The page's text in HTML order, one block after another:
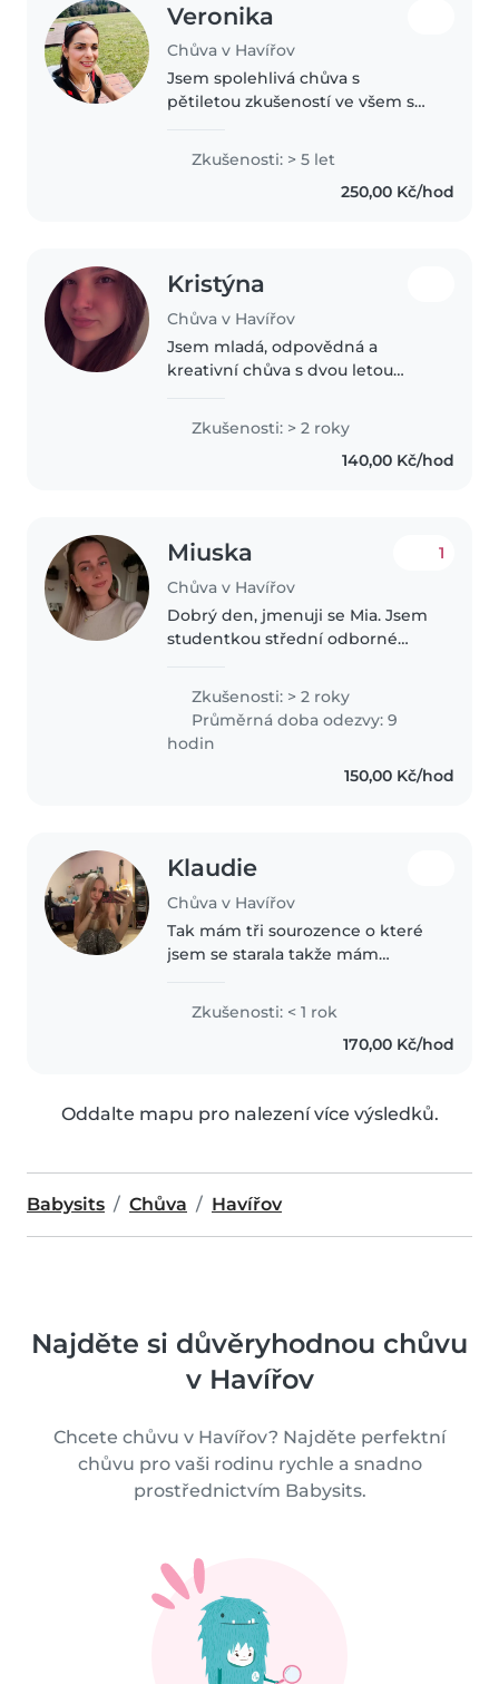
Veronika
Chůva v Havířov
Jsem spolehlivá chůva s
pětiletou zkušeností ve všem s
školní věk. Vystudovala jsem
zkušenosti s péčí o děti se
Zkušenosti: > 5 let
250,00 Kč/hod
Kristýna
Chůva v Havířov
Jsem mladá, odpovědná a
kreativní chůva s dvou letou
věkových skupin. Ráda tvořím a
hraju s dětmi a také jim mohu
pomáhat s domácími úkoly. V
Zkušenosti: > 2 roky
140,00 Kč/hod
Miuska
Chůva v Havířov
1
Dobrý den, jmenuji se Mia. Jsem
studentkou střední odborné
vysokou praxi s dětmi. Jsem
velmi přátelská, zábavná. Ráda
bych si s vašimi dětmi udělala
vztah,..
Zkušenosti: > 2 roky
Průměrná doba odezvy: 9
hodin
150,00 Kč/hod
Klaudie
Chůva v Havířov
Tak mám tři sourozence o které
jsem se starala takže mám
dokončenou střední s maturitou.
Jsem zdravotní sestra, ale práce s
dětmi mě vždy zajímala víc...
Zkušenosti: < 1 rok
170,00 Kč/hod
Oddalte mapu pro nalezení více výsledků.
Babysits Chůva Havířov
Najděte si důvěryhodnou chůvu
v Havířov
Chcete chůvu v Havířov? Najděte perfektní
chůvu pro vaši rodinu rychle a snadno
prostřednictvím Babysits.